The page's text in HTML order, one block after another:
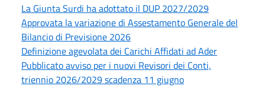
La Giunta Surdi ha adottato il DUP 2027/2029
Approvata la variazione di Assestamento Generale del
Bilancio di Previsione 2026
Definizione agevolata dei Carichi Affidati ad Ader
Pubblicato avviso per i nuovi Revisori dei Conti,
triennio 2026/2029 scadenza 11 giugno